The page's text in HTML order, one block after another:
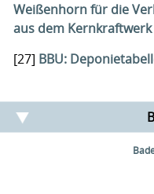
Weißenhorn für die
aus dem
[27] BBU: